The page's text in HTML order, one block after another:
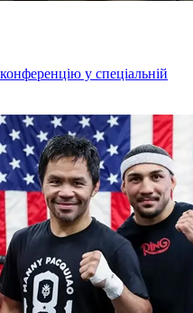
у спеціальній